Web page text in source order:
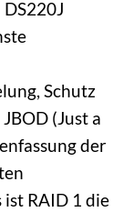
Schutz
(Just a
der
RAID 1 die